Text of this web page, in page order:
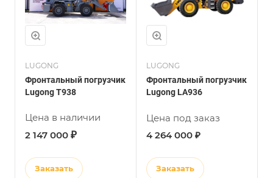
LUGONG
Фронтальный погрузчик
Lugong Т938
Цена в наличии
2 147 000 ₽
Заказать
LUGONG
Фронтальный погрузчик
Lugong LA936
Цена под заказ
4 264 000 ₽
Заказать